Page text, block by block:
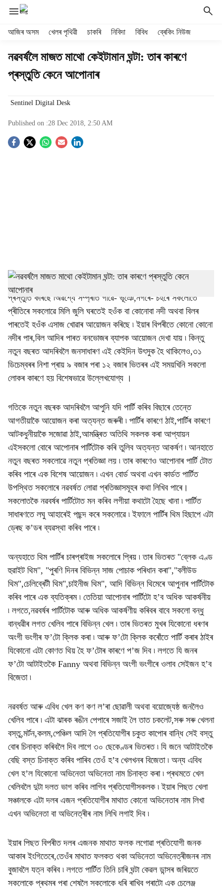
আজিৰ অসম খেলৰ পৃথিৱী চাকৰি নিবিদা বিবিধ ব্ৰেকিং নিউজ
নৱবৰ্ষলৈ মাজত মাথো কেইটামান ঘন্টা: তাৰ কাৰণে
প্ৰস্তুতি কেনে আপোনাৰ
Sentinel Digital Desk
Published on :28 Dec 2018, 2:50 AM
S
h
a
r
e
নতুন বছৰলৈ মাজত মাথো দুটা দিন আছে ৷ সকলোৰে নতুন বছৰক আদৰাৰ
প্ৰস্তুতি কৰিছে ৷অৱশ্যে সম্প্ৰতি গাৱে- ভূঞে,নগৰে- চহৰে সকলোতে
প্ৰীতিৰে সকলোৱে মিলি জুলি ঘৰতেই হওঁক বা কোনোবা নদী অথবা বিলৰ
পাৰতেই হওঁক এসাজ খোৱাৰ আয়োজন কৰিছে ৷ ইয়াৰ বিপৰীতে কোনো কোনো
নদীৰ পাৰ,বিল আদিৰ পাৰত বনভোজৰ ব্যাপক আয়োজন দেখা যায় ৷ কিন্তু
নতুন বছৰত আদৰিবলৈ জনসাধাৰণ এই কেইদিন উৎসুক হৈ থাকিলেও,৩১
ডিচেম্বৰৰ নিশা প্ৰায় ৯ বজাৰ পৰা ১২ বজাৰ ভিতৰৰ এই সময়খিনি সকলো
লোকৰ কাৰণে হয় বিশেষভাৱে উল্লেখযোগ্য ।
গতিকে নতুন বছৰক আদৰিবলৈ আপুনি যদি পাৰ্টি কৰিব বিছাৰে তেন্তে
আগতীয়াকৈ আয়োজন কৰা অত্যন্ত জৰুৰী ৷ পাৰ্টিৰ কাৰণে ঠাই,পাৰ্টিৰ কাৰণে
আটকধুনীয়াকৈ সজোৱা ঠাই,আমন্ত্ৰিত অতিথি সকলক কৰা আপ্যায়ন
এইসকলো বোৰে আপোনাৰ পাৰ্টিটোক কৰি তুলিব অত্যন্ত আকৰ্ষণ ৷ আনহাতে
নতুন বছৰত সকলোৱে নতুন প্ৰতিজ্ঞা লয় ৷ তাৰ কাৰণেও আপোনাৰ পাৰ্টি টোত
কৰিব পাৰে এক বিশেষ আয়োজন ৷ এখন বোৰ্ড অথবা এখন কাৰ্ডত পাৰ্টিত
উপস্থিত সকলোৰে নৱবৰ্ষত লোৱা প্ৰতিজ্ঞাসমূহৰ কথা লিখিব পাৰে।
সকলোতকৈ নৱবৰ্ষৰ পাৰ্টিটোত মন কৰিব লগীয়া কথাটো হৈছে খানা ৷ পাৰ্টিত
সাধাৰণতে লঘু আহাৰেই পছন্দ কৰে সকলোৱে ৷ ইফালে পাৰ্টিৰ থিম হিছাপে এটা
ড্ৰেছ ক’ডৰ ব্যৱস্থা কৰিব পাৰে ৷
অন্যহাতে থিম পাৰ্টিৰ চাৰপ্ৰাইজ সকলোৰে প্ৰিয় ৷ তাৰ ভিতৰত "ব্লেক এণ্ড
হুৱাইট থিম", "পুৰণি দিনৰ বিভিন্ন সাজ পোচাক পৰিধান কৰা","বলীউড
থিম",চেলিব্ৰেটী থিম",চাইনীজ থিম", আদি বিভিন্ন থিমেৰে আপুনাৰ পাৰ্টিটোক
কৰিব পাৰে এক ব্যতিক্ৰম ৷ তেতিয়া আপোনাৰ পাৰ্টিটো হ’ব অধিক আকৰ্ষনীয়
৷ লগতে,নৱবৰ্ষৰ পাৰ্টিটোক আৰু অধিক আকৰ্ষণীয় কৰিবৰ বাবে সকলো বন্ধু
বান্ধৱীৰ লগত খেলিব পাৰে বিভিন্ন খেল ৷ তাৰ ভিতৰত মুখৰ যিকোনো ধৰণৰ
অংগী ভংগীৰ ফ’টো ক্লিক কৰা ৷ আৰু ফ’টো ক্লিক কৰোঁতে পাৰ্টি কৰাৰ ঠাইৰ
যিকোনো এটা কোণত থিয় হৈ ফ’টোৰ কাৰণে প’জ দিব ৷ লগতে যি জনৰ
ফ’টো আটাইতকৈ Fanny অথবা বিভিন্ন অংগী ভংগীৰে ওলাব সেইজন হ’ব
বিজেতা ৷
নৱবৰ্ষত আৰু এবিধ খেল কণ কণ ল’ৰা ছোৱালী অথবা বয়োজ্যেষ্ঠ জনলৈও
খেলিব পাৰে ৷ এটা ঝাৰক ৰঙীন পেপাৰে সজাই লৈ তাত চকলেট,সৰু সৰু খেলনা
বস্তু,মৰ্টন,কলম,পেঞ্চিল আদি লৈ প্ৰতিযোগীৰ চকুত কাপোৰ বান্ধি সেই বস্তু
বোৰ চিনাক্ত কৰিবলৈ দিব লাগে ৩০ ছেকেণ্ডৰ ভিতৰত ৷ যি জনে আটাইতকৈ
বেছি বস্ত চিনাক্ত কৰিব পাৰিব তেওঁ হ’ব খেলখনৰ বিজেতা ৷ অন্য এবিধ
খেল হ’ল যিকোনো অভিনেতা অভিনেতা নাম চিনাক্ত কৰা ৷ প্ৰথমতে খেল
খেলিবলৈ দুটা দলত ভাগ কৰিব লাগিব প্ৰতিযোগীসকলক ৷ ইয়াৰ পিছত খেলা
সঞ্চালকে এটা দলৰ এজন প্ৰতিযোগীৰ মাথাত কোনো অভিনেতাৰ নাম লিখা
এখন অভিনেতা বা অভিনেত্ৰীৰ নাম লিখি লগাই দিব ৷
ইয়াৰ পিছত বিপৰীত দলৰ এজনক মাথাত ফলক লগোৱা প্ৰতিযোগী জনক
আকাৰ ইংগিতেৰে,তেওঁৰ মাথাত ফলকত থকা অভিনেতা অভিনেত্ৰীজনৰ নাম
বুজাবলৈ যত্ন কৰিব ৷ লগতে পাৰ্টিত তিনি চাৰি ঘন্টা কেৱল ডান্সৰ জৰিয়তে
সকলোকে প্ৰথমৰ পৰা শেষলৈ সকলোকে ধৰি ৰাখিব পৰাটো এক চেলেঞ্জ